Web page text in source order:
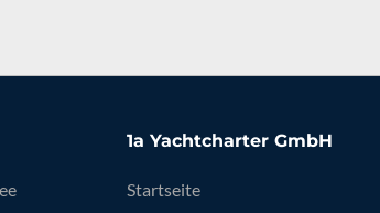
1a Yachtcharter GmbH
Startseite